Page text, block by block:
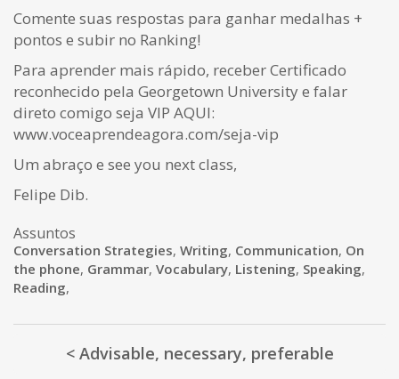
Comente suas respostas para ganhar medalhas +
pontos e subir no Ranking!
Para aprender mais rápido, receber Certificado
reconhecido pela Georgetown University e falar
direto comigo seja VIP AQUI:
www.voceaprendeagora.com/seja-vip
Um abraço e see you next class,
Felipe Dib.
Assuntos
Conversation Strategies, Writing, Communication, On
the phone, Grammar, Vocabulary, Listening, Speaking,
Reading,
< Advisable, necessary, preferable